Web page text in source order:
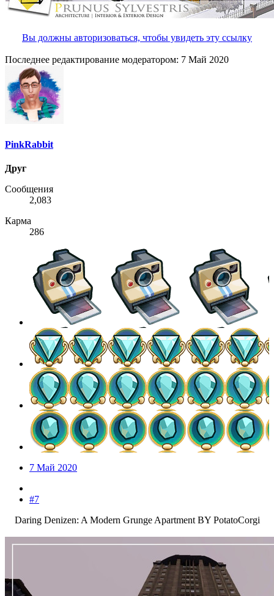
Вы должны авторизоваться, чтобы увидеть эту ссылку
Последнее редактирование модератором: 7 Май 2020
PinkRabbit
Друг
Сообщения
2,083
Карма
286
7 Май 2020
#7
Daring Denizen: A Modern Grunge Apartment BY PotatoCorgi